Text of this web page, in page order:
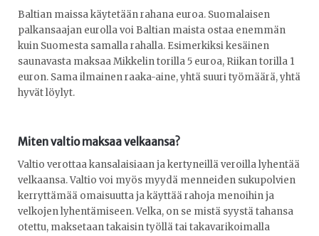
Baltian maissa käytetään rahana euroa. Suomalaisen
palkansaajan eurolla voi Baltian maista ostaa enemmän
kuin Suomesta samalla rahalla. Esimerkiksi kesäinen
saunavasta maksaa Mikkelin torilla 5 euroa, Riikan torilla 1
euron. Sama ilmainen raaka-aine, yhtä suuri työmäärä, yhtä
hyvät löylyt.
Miten valtio maksaa velkaansa?
Valtio verottaa kansalaisiaan ja kertyneillä veroilla lyhentää
velkaansa. Valtio voi myös myydä menneiden sukupolvien
kerryttämää omaisuutta ja käyttää rahoja menoihin ja
velkojen lyhentämiseen. Velka, on se mistä syystä tahansa
otettu, maksetaan takaisin työllä tai takavarikoimalla